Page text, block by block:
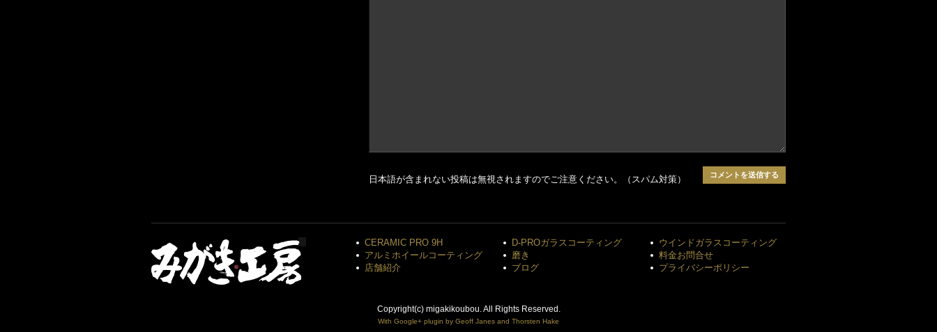
日本語が含まれない投稿は無視されますのでご注意ください。（スパム対策）
CERAMIC PRO 9H D-PROガラスコーティング
ウインドガラスコーティング
アルミホイールコーティング
磨き
料金お問合せ
店舗紹介
ブログ プライバシーポリシー
Copyright(c) migakikoubou. All Rights Reserved.
With Google+ plugin by Geoff Janes and Thorsten Hake